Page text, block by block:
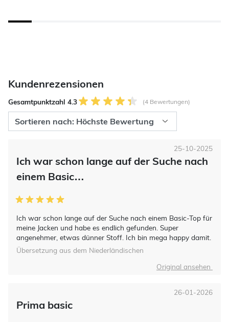
Kundenrezensionen
Gesamtpunktzahl 4.3 (4 Bewertungen)
Ich war schon lange auf der Suche nach
einem Basic…
Ich war schon lange auf der Suche nach einem Basic-Top für
meine Jacken und habe es endlich gefunden. Super
angenehmer, etwas dünner Stoff. Ich bin mega happy damit.
25-10-2025
Übersetzung aus dem Niederländischen
Original ansehen
Prima basic
26-01-2026